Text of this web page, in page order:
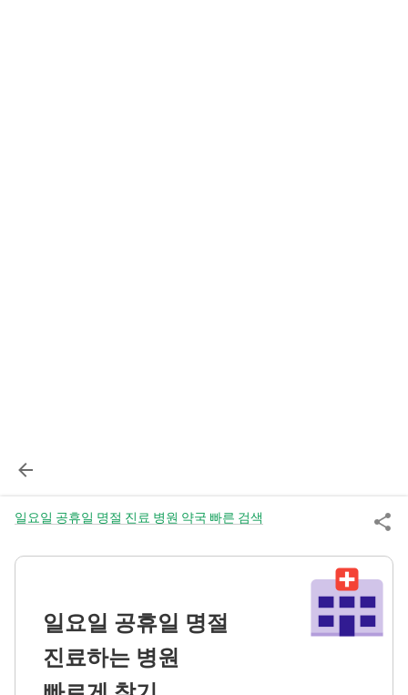
일요일 공휴일 명절 진료 병원 약국 빠른 검색
일요일 공휴일 명절
진료하는 병원